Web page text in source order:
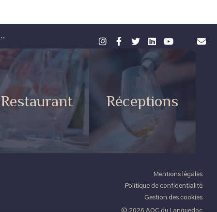
Restaurant Réceptions
Mentions légales
Politique de confidentialité
Gestion des cookies
© 2026 AOC du Languedoc